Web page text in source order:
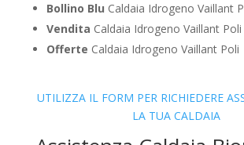
Bollino Blu Caldaia Idrogeno Vaillant
Vendita Caldaia Idrogeno Vaillant Poli
Offerte Caldaia Idrogeno Vaillant Poli
UTILIZZA IL FORM PER RICHIEDERE
LA TUA CALDAIA